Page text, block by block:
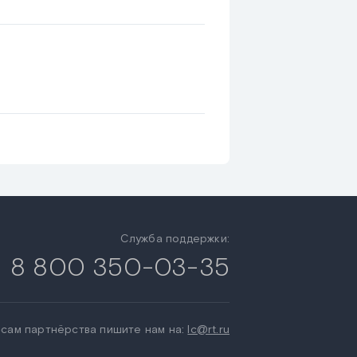
Служба поддержки:
8 800 350-03-35
партнёрства пишите нам на: lc@rt.ru